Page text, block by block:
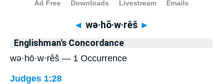
Bible> Strong's > Hebrew
◄ wə·hō·w·rêš ►
Englishman's Concordance
wə·hō·w·rêš — 1 Occurrence
Judges 1:28